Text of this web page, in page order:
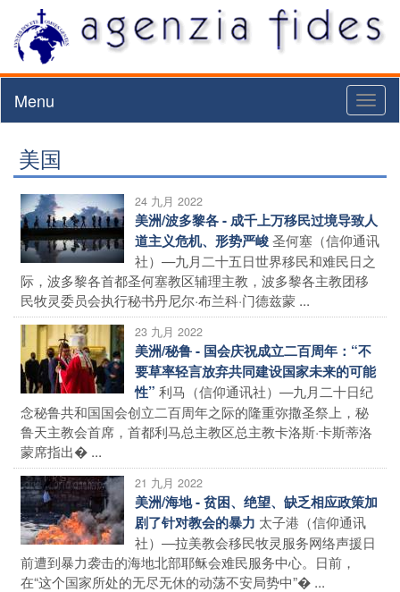
Menu
美国
24 九月 2022
美洲/波多黎各 - 成千上万移民过境导致人
道主义危机、形势严峻圣何塞（信仰通讯
社）—九月二十五日世界移民和难民日之
际，波多黎各首都圣何塞教区辅理主教，波多黎各主教团移
民牧灵委员会执行秘书丹尼尔·布兰科·门德兹蒙 ...
23 九月 2022
美洲/秘鲁 - 国会庆祝成立二百周年：“不
要草率轻言放弃共同建设国家未来的可能
性” 利马（信仰通讯社）—九月二十日纪
念秘鲁共和国国会创立二百周年之际的隆重弥撒圣祭上，秘
鲁天主教会首席，首都利马总主教区总主教卡洛斯·卡斯蒂洛
蒙席指出� ...
21 九月 2022
美洲/海地 - 贫困、绝望、缺乏相应政策加
剧了针对教会的暴力 太子港（信仰通讯
社）—拉美教会移民牧灵服务网络声援日
前遭到暴力袭击的海地北部耶稣会难民服务中心。日前，
在“这个国家所处的无尽无休的动荡不安局势中”� ...